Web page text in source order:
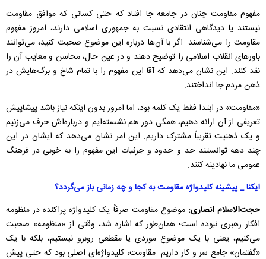
مفهوم مقاومت چنان در جامعه جا افتاد که حتی کسانی که موافق مقاومت
نیستند یا دیدگاهی انتقادی نسبت به جمهوری اسلامی دارند، امروز مفهوم
مقاومت را می‌شناسند. اگر با آن‌ها درباره این موضوع صحبت کنید، می‌توانند
باورهای انقلاب اسلامی را توضیح دهند و در عین حال، محاسن و معایب آن را
نقد کنند. این نشان می‌دهد که آقا این مفهوم را با تمام شاخ و برگ‌هایش در
ذهن مردم جا انداختند.
«مقاومت» در ابتدا فقط یک کلمه بود، اما امروز بدون اینکه نیاز باشد پیشاپیش
تعریفی از آن ارائه دهیم، همگی دور هم نشسته‌ایم و درباره‌اش حرف می‌زنیم
و یک ذهنیت تقریباً مشترک داریم. این امر نشان می‌دهد که ایشان در این
چند دهه توانستند حد و حدود و جزئیات این مفهوم را به خوبی در فرهنگ
عمومی ما نهادینه کنند.
ایکنا _ پیشینه کلیدواژه مقاومت به کجا و چه زمانی باز می‌گردد؟
حجت‌الاسلام انصاری: موضوع مقاومت صرفاً یک کلیدواژه پراکنده در منظومه
افکار رهبری نبوده است؛ همان‌طور که اشاره شد، وقتی از «منظومه» صحبت
می‌کنیم، یعنی با یک موضوع موردی یا مقطعی روبرو نیستیم، بلکه با یک
«گفتمان» جامع سر و کار داریم. مقاومت، کلیدواژه‌ای اصلی بود که حتی پیش